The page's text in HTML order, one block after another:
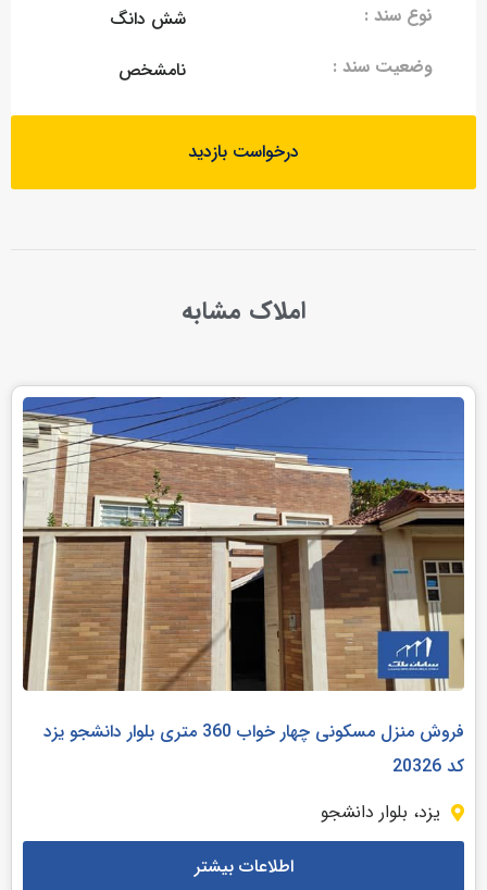
نوع سند :
شش دانگ
وضعیت سند :
نامشخص
درخواست بازدید
املاک مشابه
فروش منزل مسکونی چهار خواب 360 متری بلوار دانشجو یزد
کد 20326
یزد، بلوار دانشجو
اطلاعات بیشتر